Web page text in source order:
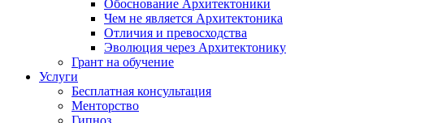
Обоснование Архитектоники
Чем не является Архитектоника
Отличия и превосходства
Эволюция через Архитектонику
Грант на обучение
Услуги
Бесплатная консультация
Менторство
Гипноз